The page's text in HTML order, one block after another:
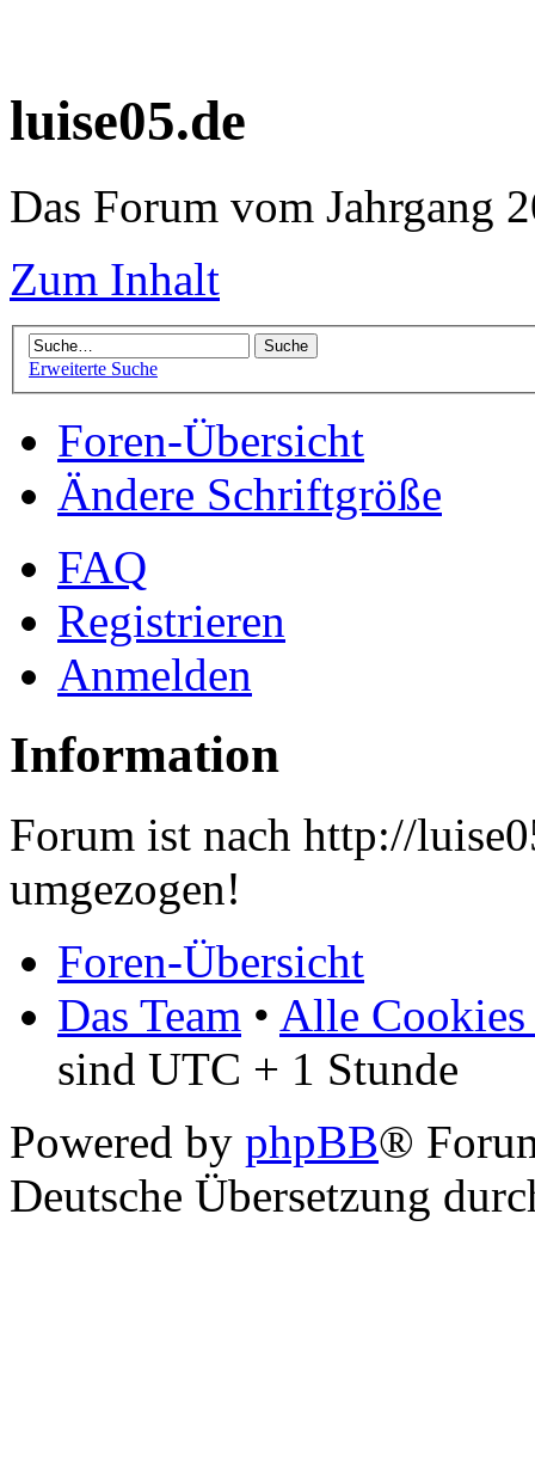
luise05.de
Das Forum vom Jahrgang
Zum Inhalt
Erweiterte Suche
Foren-Übersicht
Ändere Schriftgröße
FAQ
Registrieren
Anmelden
Information
Forum ist nach http://
umgezogen!
Foren-Übersicht
Das Team • Alle Cookies
sind UTC + 1 Stunde
Powered by phpBB®
Deutsche Übersetzung